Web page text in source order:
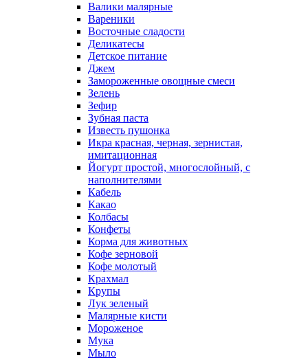
Валики малярные
Вареники
Восточные сладости
Деликатесы
Детское питание
Джем
Замороженные овощные смеси
Зелень
Зефир
Зубная паста
Известь пушонка
Икра красная, черная, зернистая,
имитационная
Йогурт простой, многослойный, с
наполнителями
Кабель
Какао
Колбасы
Конфеты
Корма для животных
Кофе зерновой
Кофе молотый
Крахмал
Крупы
Лук зеленый
Малярные кисти
Мороженое
Мука
Мыло